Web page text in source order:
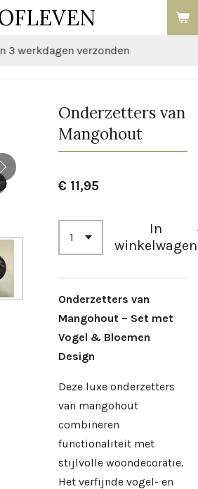
3 werkdagen verzonden
Onderzetters van
Mangohout
€ 11,95
In
winkelwagen
Onderzetters van
Mangohout – Set met
Vogel & Bloemen
Design
Deze luxe onderzetters
van mangohout
combineren
functionaliteit met
stijlvolle woondecoratie.
Het verfijnde vogel- en